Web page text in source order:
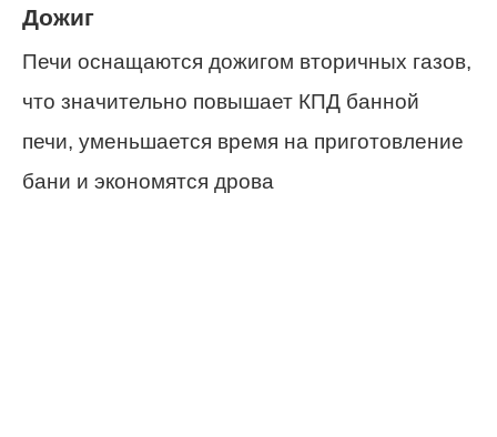
Дожиг
Печи оснащаются дожигом вторичных газов,
что значительно повышает КПД банной
печи, уменьшается время на приготовление
бани и экономятся дрова